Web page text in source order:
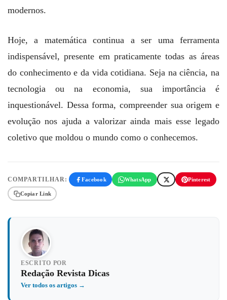
modernos.
Hoje, a matemática continua a ser uma ferramenta
indispensável, presente em praticamente todas as áreas
do conhecimento e da vida cotidiana. Seja na ciência, na
tecnologia ou na economia, sua importância é
inquestionável. Dessa forma, compreender sua origem e
evolução nos ajuda a valorizar ainda mais esse legado
coletivo que moldou o mundo como o conhecemos.
COMPARTILHAR: Facebook WhatsApp Pinterest
Copiar Link
ESCRITO POR
Redação Revista Dicas
Ver todos os artigos →